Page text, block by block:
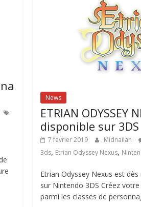
News
ETRIAN ODYSSEY
disponible sur 3DS
7 février 2019 Midnailah
3ds, Etrian Odyssey Nexus,
Etrian Odyssey Nexus est
sur Nintendo 3DS Créez
parmi les classes de